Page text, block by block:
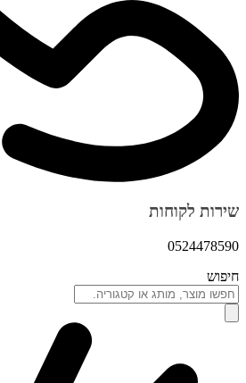
שירות לקוחות
0524478590
חיפוש